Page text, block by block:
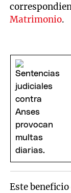
Matrimonio.
Este